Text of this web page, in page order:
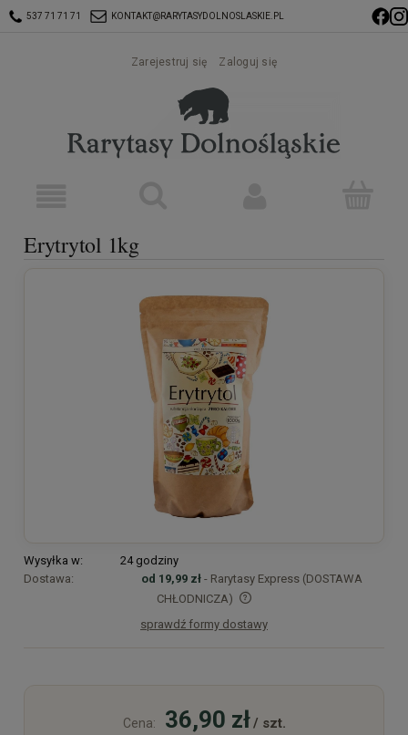
537 71 71 71 KONTAKT@RARYTASYDOLNOSLASKIE.PL
Zarejestruj się Zaloguj się
Erytrytol 1kg
Wysyłka w:
24 godziny
Dostawa:
od 19,99 zł - Rarytasy Express (DOSTAWA
CHŁODNICZA)
Cena nie zawiera ewentualnych kosztów płatności
sprawdź formy dostawy
Cena: 36,90 zł/ szt.